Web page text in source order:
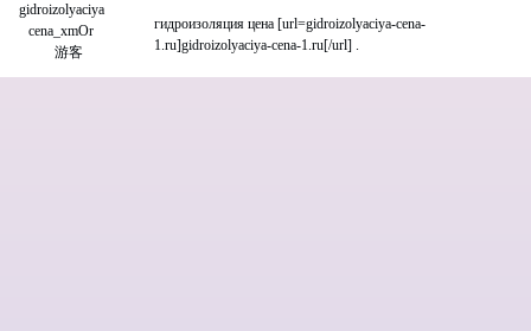
gidroizolyaciya
cena_xmOr
游客
гидроизоляция цена [url=gidroizolyaciya-cena-
1.ru]gidroizolyaciya-cena-1.ru[/url] .